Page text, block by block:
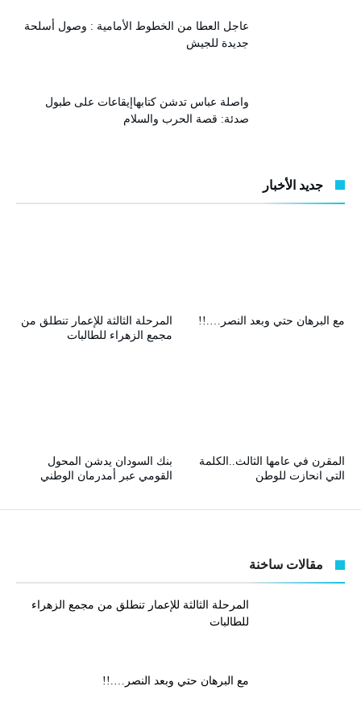
عاجل العطا من الخطوط الأمامية : وصول أسلحة
جديدة للجيش
واصلة عباس تدشن كتابهاإيقاعات على طبول
صدئة: قصة الحرب والسلام
جديد الأخبار
المرحلة الثالثة للإعمار تنطلق من
مجمع الزهراء للطالبات
مع البرهان حتي وبعد النصر….!!
بنك السودان يدشن المحول
القومي عبر أمدرمان الوطني
المقرن في عامها الثالث..الكلمة
التي انحازت للوطن
مقالات ساخنة
المرحلة الثالثة للإعمار تنطلق من مجمع الزهراء
للطالبات
مع البرهان حتي وبعد النصر….!!